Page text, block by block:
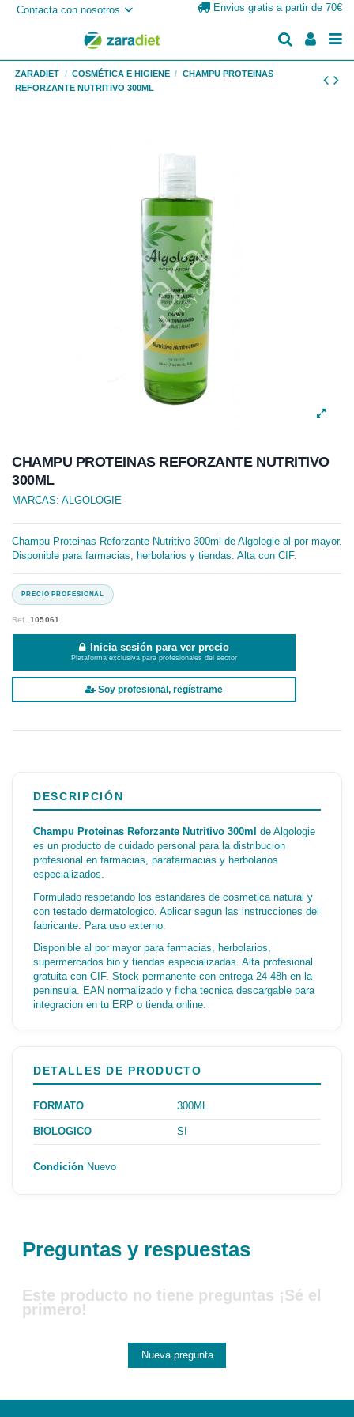
Contacta con nosotros Envios gratis a partir de 70€
ZARADIET COSMÉTICA E HIGIENE
CHAMPU PROTEINAS
REFORZANTE NUTRITIVO 300ML
CHAMPU PROTEINAS REFORZANTE NUTRITIVO
300ML
MARCAS: ALGOLOGIE
Champu Proteinas Reforzante Nutritivo 300ml de Algologie al por mayor.
Disponible para farmacias, herbolarios y tiendas. Alta con CIF.
Ref.105061
Inicia sesión para ver precio
Plataforma exclusiva para profesionales del sector
Soy profesional, regístrame
DESCRIPCIÓN
Champu Proteinas Reforzante Nutritivo 300ml de Algologie
es un producto de cuidado personal para la distribucion
profesional en farmacias, parafarmacias y herbolarios
especializados.
Formulado respetando los estandares de cosmetica natural y
con testado dermatologico. Aplicar segun las instrucciones del
fabricante. Para uso externo.
Disponible al por mayor para farmacias, herbolarios,
supermercados bio y tiendas especializadas. Alta profesional
gratuita con CIF. Stock permanente con entrega 24-48h en la
peninsula. EAN normalizado y ficha tecnica descargable para
integracion en tu ERP o tienda online.
DETALLES DE PRODUCTO
FORMATO 300ML
BIOLOGICO SI
Condición Nuevo
Preguntas y respuestas
Este producto no tiene preguntas ¡Sé el
primero!
Nueva pregunta